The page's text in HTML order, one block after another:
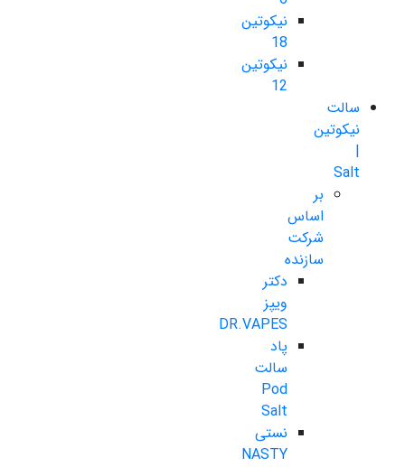
نیکوتین
18
نیکوتین
12
سالت
نیکوتین
|
Salt
بر
اساس
شرکت
سازنده
دکتر
ویپز
DR.VAPES
پاد
سالت
Pod
Salt
نستی
NASTY